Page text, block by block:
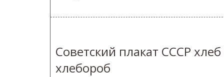
Советский плакат СССР хлеб
хлебороб